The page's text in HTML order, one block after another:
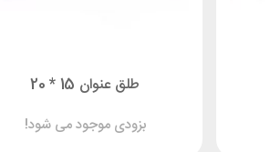
طلق عنوان 15 * 20
بزودی موجود می شود!